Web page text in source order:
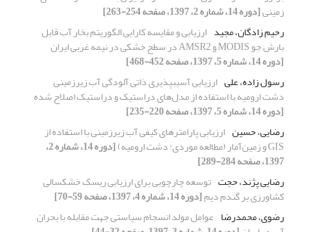
زمینی[دوره 14، شماره 2، 1397، صفحه 254-263]
رحیم زادگان، مجید ارزیابی و مقایسه کارایی الگوریتم بخار آب قابل
بارش جو MODIS و AMSR2 در سطح خشکی در نیمه غربی ایران
[دوره 14، شماره 5، 1397، صفحه 452-468]
رسول زاده، علی
ارزیابی آسیب‎پذیری ذاتی آلودگی آب زیرزمینی
دشت ارومیه با استفاده از مدل‌های دراستیک و دراستیک اصلاح شده
[دوره 14، شماره 5، 1397، صفحه 220-235]
رضایی، حسین ارزیابی پارامترهای کیفی آب زیرزمینی با استفاده از
GIS و زمین‌آمار (مطالعه موردی: دشت ارومیه) [دوره 14، شماره 2،
1397، صفحه 284-289]
رضایی پژند، حجت توسعه چارچوبی برای ارزیابی ریسک خشکسالی
کشاورزی بر گندم دیم[دوره 14، شماره 4، 1397، صفحه 59-70]
رضوی، محمدرضا عوامل مولد انسجام سیاستی جهت مقابله با بحران